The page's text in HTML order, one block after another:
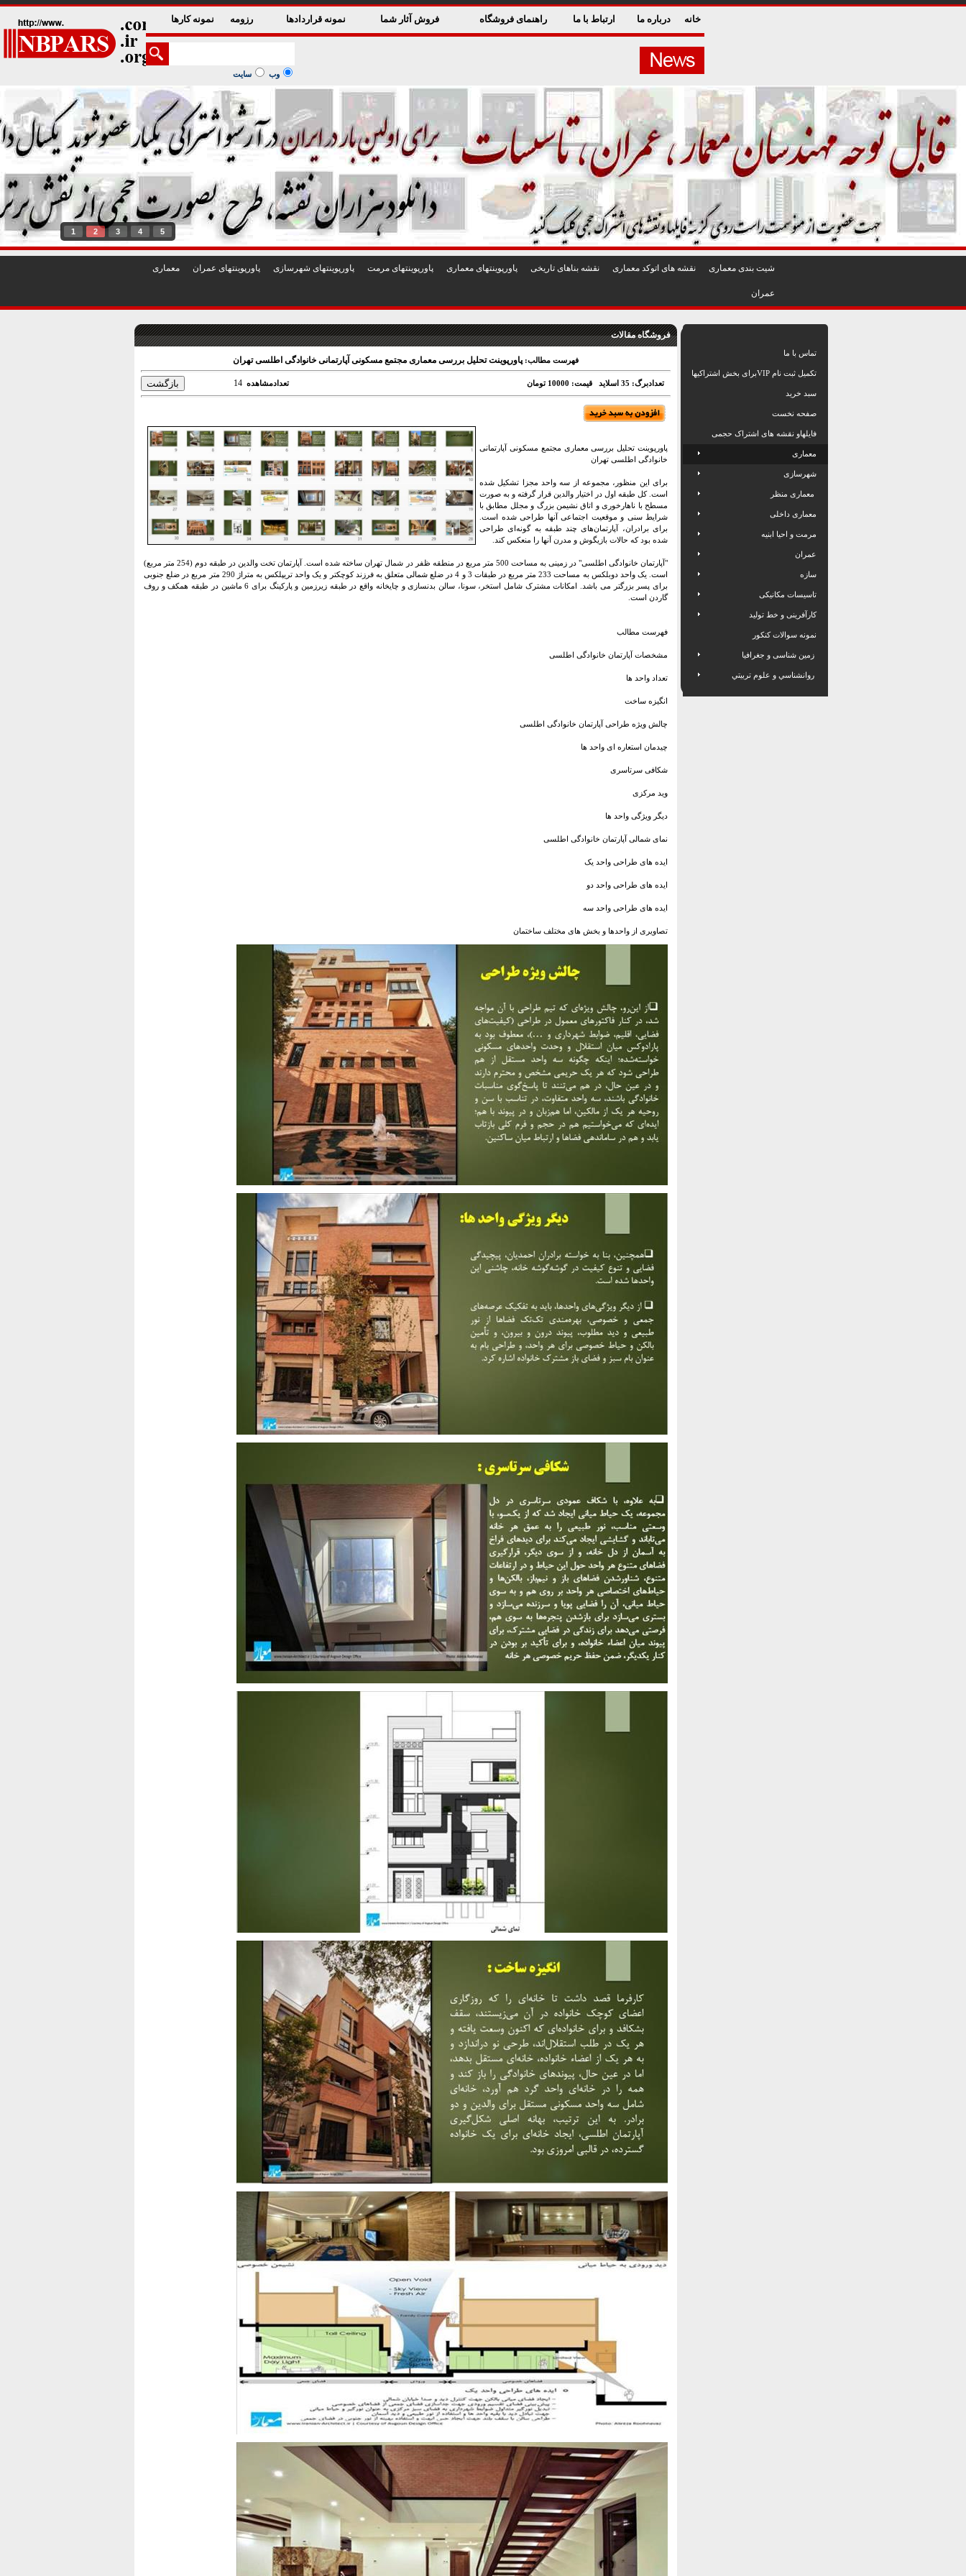
خانه درباره ما ارتباط با ما راهنمای فروشگاه فروش آثار شما نمونه قراردادها رزومه نمونه کارها
وب سایت
1 2 3 4 5
شيت بندی معماری نقشه های اتوکد معماری نقشه بناهای تاريخی پاورپوينتهای معماری پاورپوينتهای مرمت پاورپوينتهای شهرسازی پاورپوينتهای عمران معماری
عمران
فروشگاه مقالات
فهرست مطالب: پاورپوینت تحلیل بررسی معماری مجتمع مسکونی آپارتمانی خانوادگی اطلسی تهران
تعدادبرگ: 35 اسلاید قیمت: 10000 تومان تعدادمشاهده 14
پاورپوینت تحلیل بررسی معماری مجتمع مسکونی آپارتمانی
خانوادگی اطلسی تهران
برای این منظور، مجموعه از سه واحد مجزا تشکیل شده
است. کل طبقه اول در اختیار والدین قرار گرفته و به صورت
مسطح با ناهارخوری و اتاق نشیمن بزرگ و مجلل مطابق با
شرایط سنی و موقعیت اجتماعی آنها طراحی شده است.
برای برادران، آپارتمان‌های چند طبقه به گونه‌ای طراحی
شده بود که حالات بازیگوش و مدرن آنها را منعکس کند.
"آپارتمان خانوادگی اطلسی" در زمینی به مساحت 500 متر مربع در منطقه ظفر در شمال تهران ساخته شده است. آپارتمان تخت والدین در طبقه دوم (254 متر مربع)
است. یک واحد دوبلکس به مساحت 233 متر مربع در طبقات 3 و 4 در ضلع شمالی متعلق به فرزند کوچکتر و یک واحد تریپلکس به متراژ 290 متر مربع در ضلع جنوبی
برای پسر بزرگتر می باشد. امکانات مشترک شامل استخر، سونا، سالن بدنسازی و چایخانه واقع در طبقه زیرزمین و پارکینگ برای 6 ماشین در طبقه همکف و روف
گاردن است.
فهرست مطالب
مشخصات آپارتمان خانوادگی اطلسی
تعداد واحد ها
انگیزه ساخت
چالش ویژه طراحی آپارتمان خانوادگی اطلسی
چیدمان استعاره ای واحد ها
شکافی سرتاسری
وید مرکزی
دیگر ویژگی واحد ها
نمای شمالی آپارتمان خانوادگی اطلسی
ایده های طراحی واحد یک
ایده های طراحی واحد دو
ایده های طراحی واحد سه
تصاویری از واحدها و بخش های مختلف ساختمان
تماس با ما
تکمیل ثبت نام VIPبرای بخش اشتراکیها
سبد خرید
صفحه نخست
فایلهاو نقشه های اشتراک حجمی
معماری
شهرسازی
معماری منظر
معماری داخلی
مرمت و احیا ابنیه
عمران
سازه
تاسیسات مکانیکی
کارآفرینی و خط تولید
نمونه سوالات کنکور
زمین شناسی و جغرافیا
روانشناسي و علوم تربيتي